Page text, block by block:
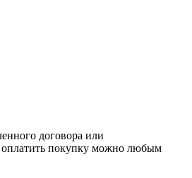
договора или
оплатить покупку можно любым